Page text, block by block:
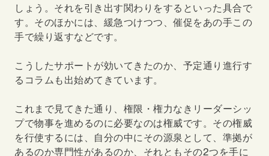
しょう。それを引き出す関わりをするといった具合で
す。そのほかには、緩急つけつつ、催促をあの手この
手で繰り返すなどです。
こうしたサポートが効いてきたのか、予定通り進行す
るコラムも出始めてきています。
これまで見てきた通り、権限・権力なきリーダーシッ
プで物事を進めるのに必要なのは権威です。その権威
を行使するには、自分の中にその源泉として、準拠が
あるのか専門性があるのか、それともその2つを手に